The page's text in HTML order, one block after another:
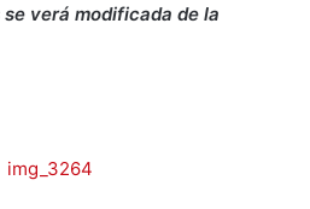
verá modificada de la